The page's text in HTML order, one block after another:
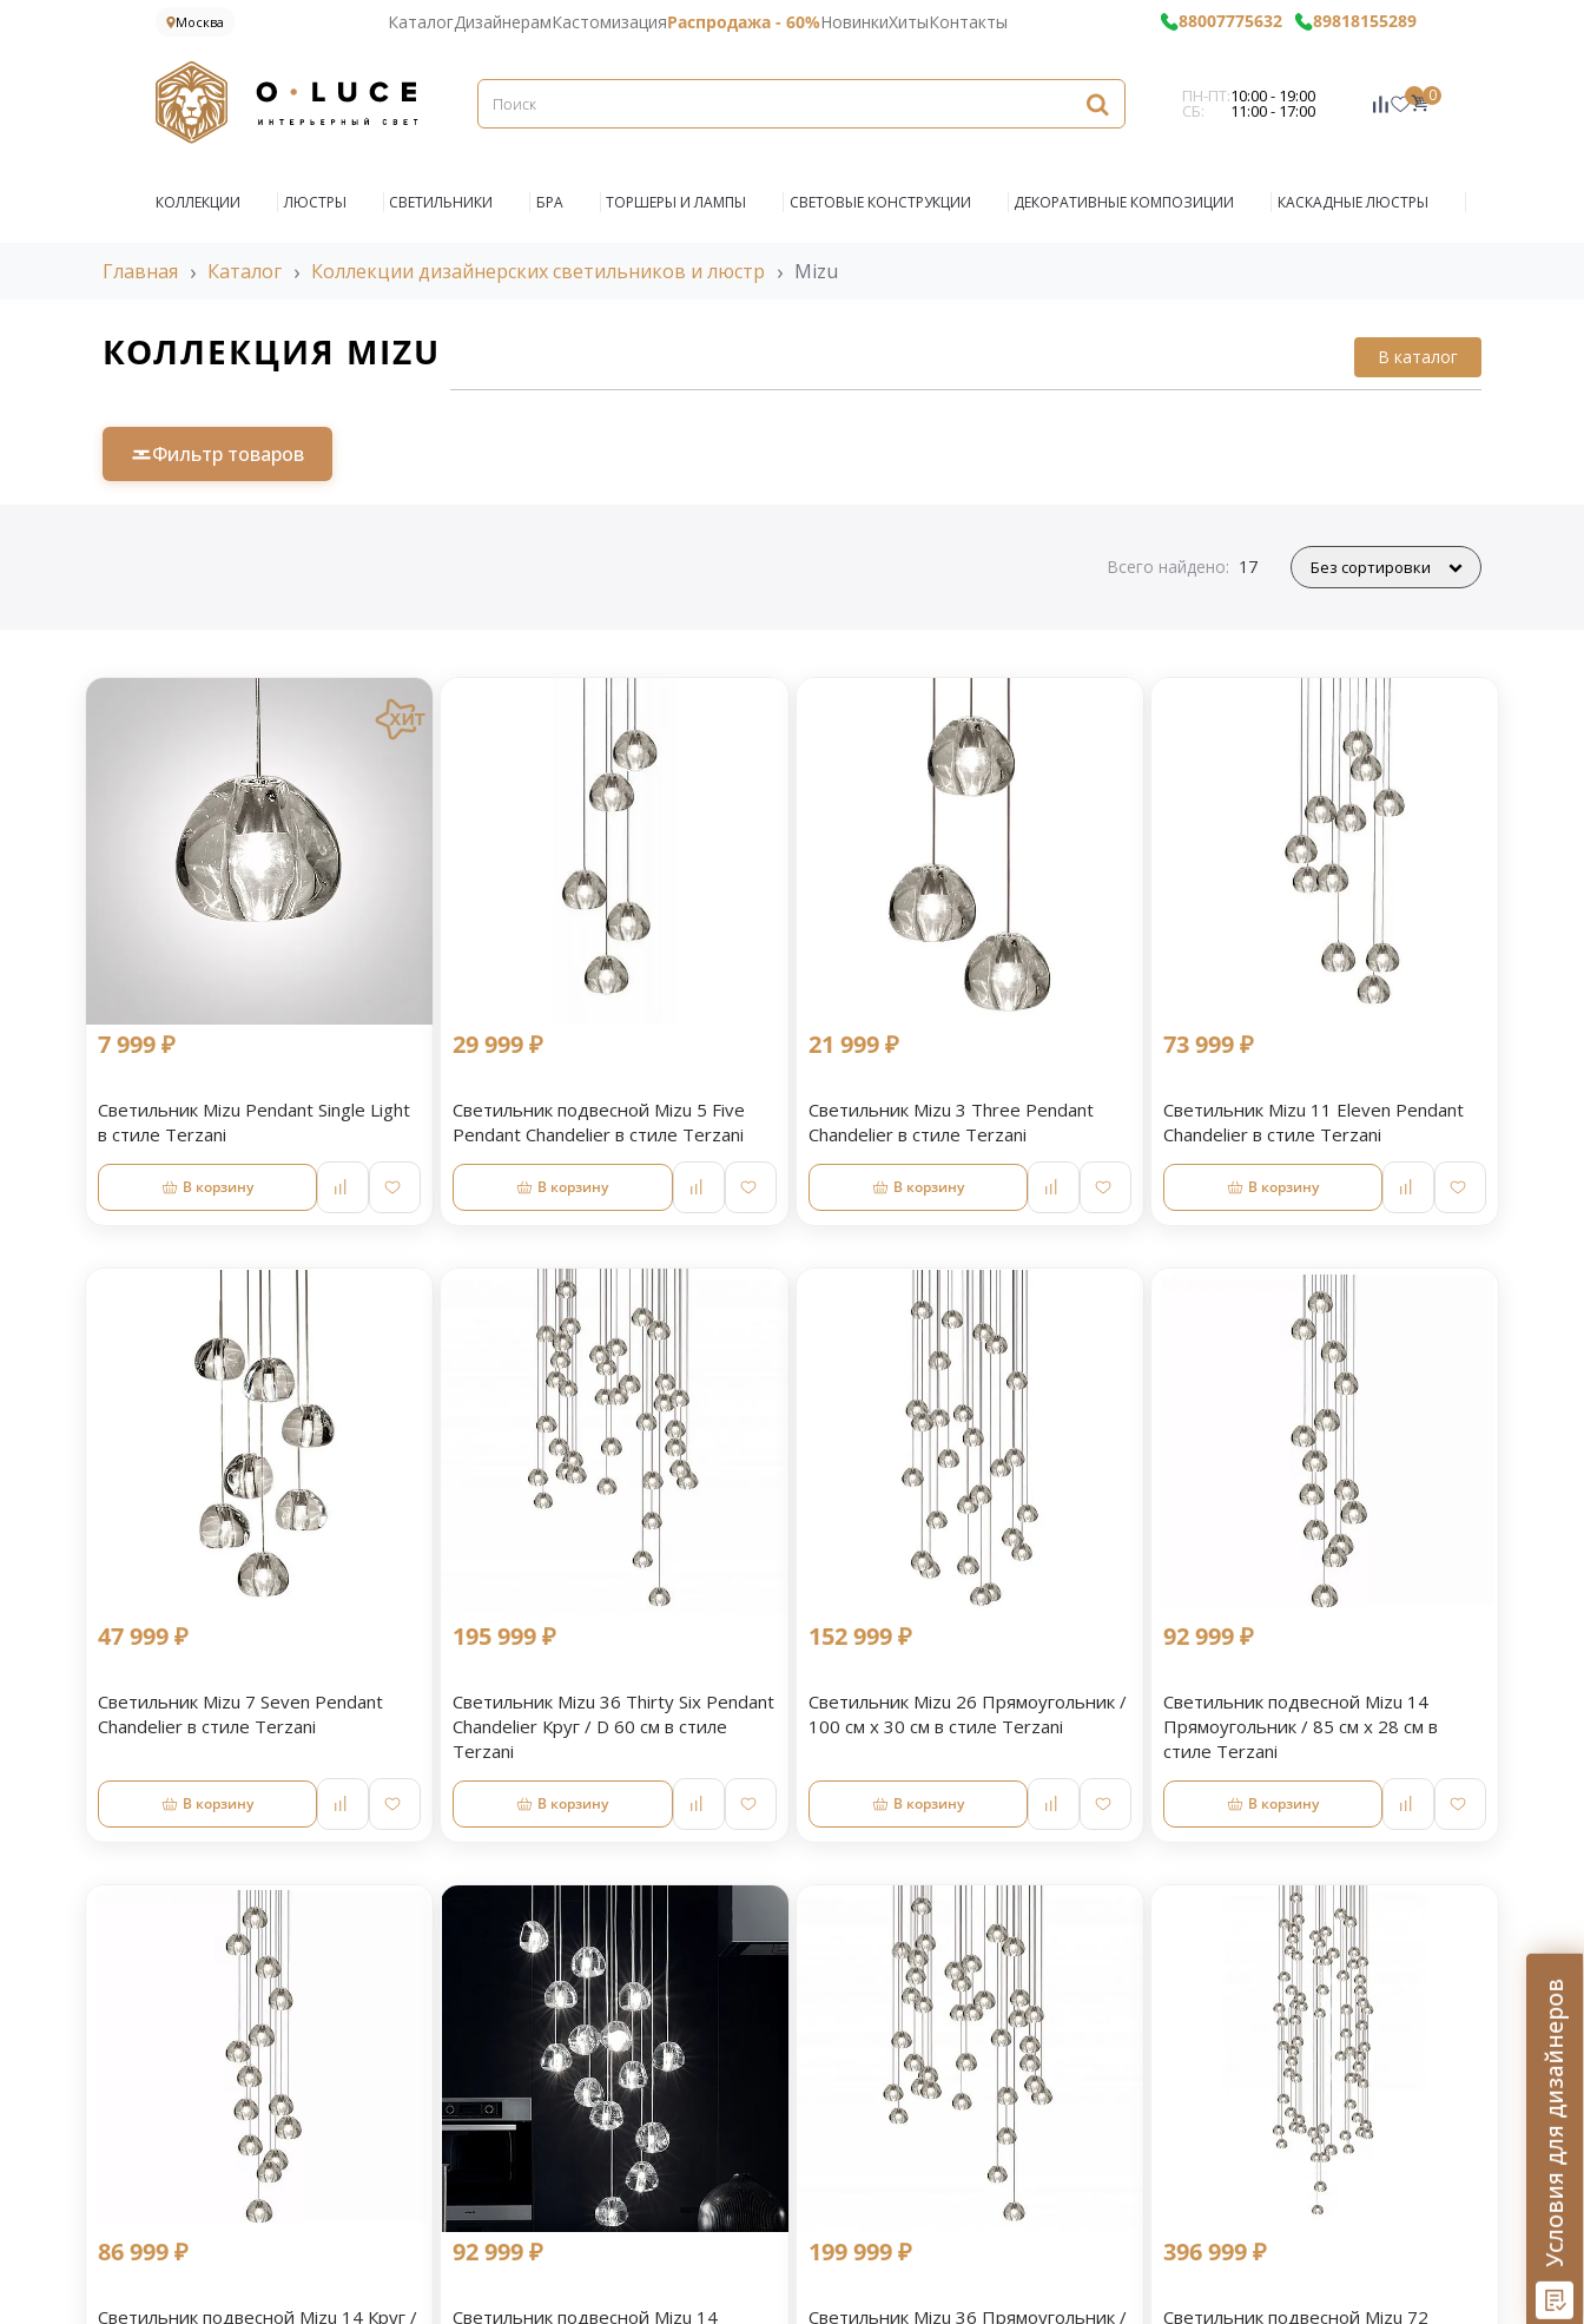
Москва КаталогДизайнерамКастомизацияРаспродажа - 60%НовинкиХитыКонтакты 88007775632 89818155289
ПН-ПТ:10:00 - 19:00
СБ: 11:00 - 17:00
0
КОЛЛЕКЦИИ ЛЮСТРЫ СВЕТИЛЬНИКИ БРА ТОРШЕРЫ И ЛАМПЫ СВЕТОВЫЕ КОНСТРУКЦИИ ДЕКОРАТИВНЫЕ КОМПОЗИЦИИ КАСКАДНЫЕ ЛЮСТРЫ
Главная Каталог Коллекции дизайнерских светильников и люстр Mizu
КОЛЛЕКЦИЯ MIZU В каталог
Фильтр товаров
Всего найдено: 17
7 999 ₽
Светильник Mizu Pendant Single Light
в стиле Terzani
В корзину
29 999 ₽
Светильник подвесной Mizu 5 Five
Pendant Chandelier в стиле Terzani
В корзину
21 999 ₽
Светильник Mizu 3 Three Pendant
Chandelier в стиле Terzani
В корзину
73 999 ₽
Светильник Mizu 11 Eleven Pendant
Chandelier в стиле Terzani
В корзину
47 999 ₽
Светильник Mizu 7 Seven Pendant
Chandelier в стиле Terzani
В корзину
195 999 ₽
Светильник Mizu 36 Thirty Six Pendant
Chandelier Круг / D 60 см в стиле
Terzani
В корзину
152 999 ₽
Светильник Mizu 26 Прямоугольник /
100 см х 30 см в стиле Terzani
В корзину
92 999 ₽
Светильник подвесной Mizu 14
Прямоугольник / 85 см х 28 см в
стиле Terzani
В корзину
86 999 ₽
Светильник подвесной Mizu 14 Круг /
92 999 ₽
Светильник подвесной Mizu 14
199 999 ₽
Светильник Mizu 36 Прямоугольник /
396 999 ₽
Светильник подвесной Mizu 72
Условия для дизайнеров